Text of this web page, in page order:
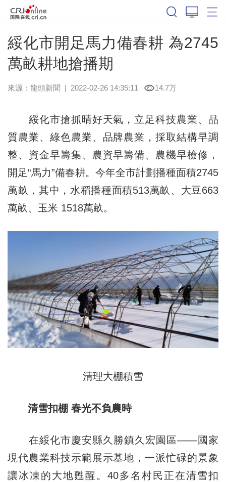
綏化市開足馬力備春耕 為2745
萬畝耕地搶播期
來源： 龍頭新聞 | 2022-02-26 14:35:11 14.7万
綏化市搶抓晴好天氣，立足科技農業、品
質農業、綠色農業、品牌農業，採取結構早調
整、資金早籌集、農資早籌備、農機早檢修，
開足“馬力”備春耕。今年全市計劃播種面積2745
萬畝，其中，水稻播種面積513萬畝、大豆663
萬畝、玉米 1518萬畝。
清理大棚積雪
清雪扣棚 春光不負農時
在綏化市慶安縣久勝鎮久宏園區——國家
現代農業科技示範展示基地，一派忙碌的景象
讓冰凍的大地甦醒。40多名村民正在清雪扣